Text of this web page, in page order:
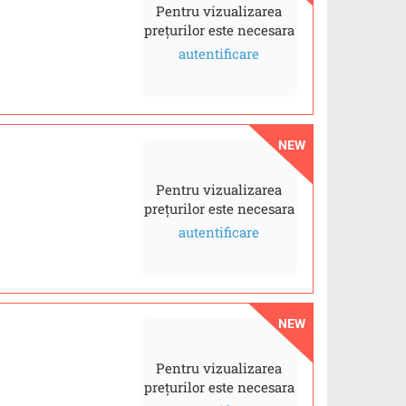
Pentru vizualizarea
prețurilor este necesara
autentificare
NEW
Pentru vizualizarea
prețurilor este necesara
autentificare
NEW
Pentru vizualizarea
prețurilor este necesara